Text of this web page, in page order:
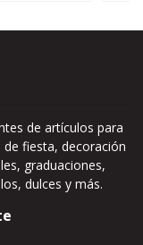
de artículos para
fiesta, decoración
graduaciones,
dulces y más.